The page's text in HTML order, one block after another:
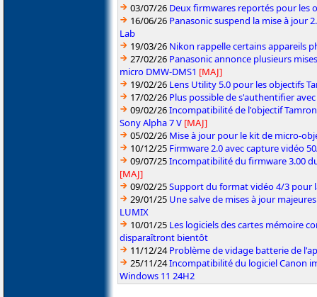
03/07/26 Deux firmwares reportés pour les
16/06/26 Panasonic suspend la mise à jour
Lab
19/03/26 Nikon rappelle certains appareils
27/02/26 Panasonic annonce plusieurs
micro DMW-DMS1 [MAJ]
19/02/26 Lens Utility 5.0 pour les objectifs
17/02/26 Plus possible de s'authentifier
09/02/26Incompatibilité de l'objectif
Sony Alpha 7 V [MAJ]
05/02/26 Mise à jour pour le kit de micro-
10/12/25 Firmware 2.0 avec capture vidéo
09/07/25Incompatibilité du firmware 3.00
[MAJ]
09/02/25Support du format vidéo 4/3 pour
29/01/25 Une salve de mises à jour
LUMIX
10/01/25 Les logiciels des cartes mémoire
disparaîtront bientôt
11/12/24Problème de vidage batterie de
25/11/24Incompatibilité du logiciel Canon
Windows 11 24H2